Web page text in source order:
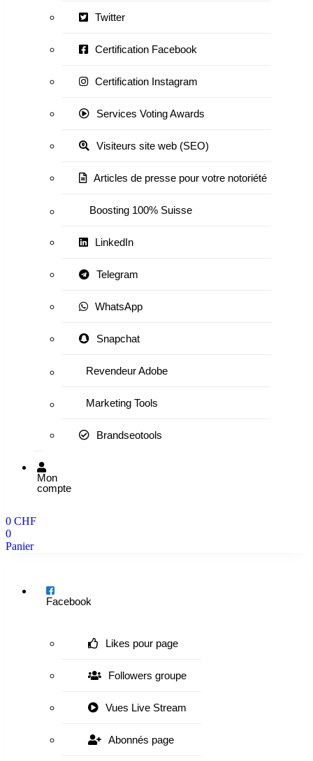
Twitter
Certification Facebook
Certification Instagram
Services Voting Awards
Visiteurs site web (SEO)
Articles de presse pour votre notoriété
Boosting 100% Suisse
LinkedIn
Telegram
WhatsApp
Snapchat
Revendeur Adobe
Marketing Tools
Brandseotools
Mon
compte
0 CHF
0
Panier
Facebook
Likes pour page
Followers groupe
Vues Live Stream
Abonnés page